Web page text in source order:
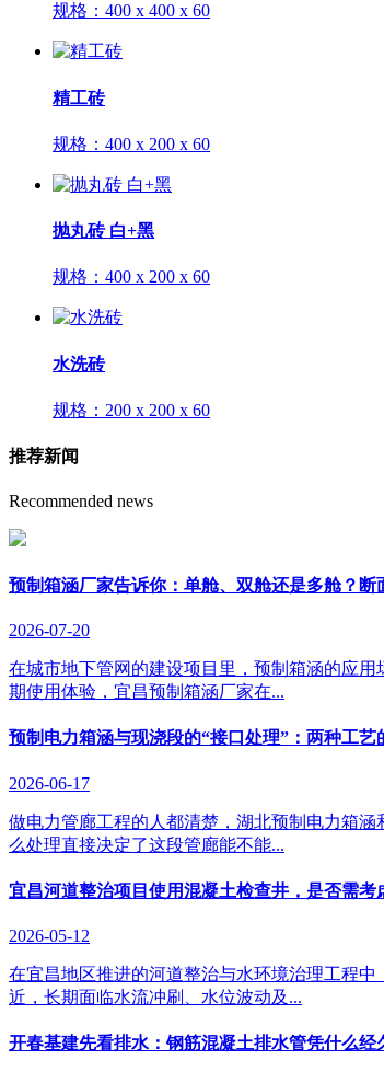
规格： 400 x 400 x 60
精工砖
规格： 400 x 200 x 60
抛丸砖 白+黑
规格： 400 x 200 x 60
水洗砖
规格： 200 x 200 x 60
推荐新闻
Recommended news
预制箱涵厂家告诉你：单舱、双舱还是多舱？断
2026-07-20
在城市地下管网的建设项目里，预制箱涵的应
期使用体验，宜昌预制箱涵厂家在...
预制电力箱涵与现浇段的“接口处理”：两种工艺
2026-06-17
做电力管廊工程的人都清楚，湖北预制电力箱
么处理直接决定了这段管廊能不能...
宜昌河道整治项目使用混凝土检查井，是否需考
2026-05-12
在宜昌地区推进的河道整治与水环境治理工程
近，长期面临水流冲刷、水位波动及...
开春基建先看排水：钢筋混凝土排水管凭什么经